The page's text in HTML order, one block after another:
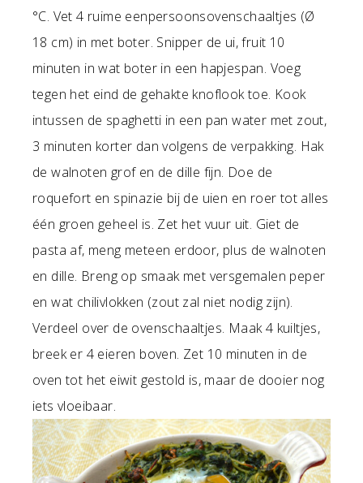
°C. Vet 4 ruime eenpersoonsovenschaaltjes (Ø
18 cm) in met boter. Snipper de ui, fruit 10
minuten in wat boter in een hapjespan. Voeg
tegen het eind de gehakte knoflook toe. Kook
intussen de spaghetti in een pan water met zout,
3 minuten korter dan volgens de verpakking. Hak
de walnoten grof en de dille fijn. Doe de
roquefort en spinazie bij de uien en roer tot alles
één groen geheel is. Zet het vuur uit. Giet de
pasta af, meng meteen erdoor, plus de walnoten
en dille. Breng op smaak met versgemalen peper
en wat chilivlokken (zout zal niet nodig zijn).
Verdeel over de ovenschaaltjes. Maak 4 kuiltjes,
breek er 4 eieren boven. Zet 10 minuten in de
oven tot het eiwit gestold is, maar de dooier nog
iets vloeibaar.